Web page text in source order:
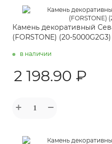
Камень декоративный
(FORSTONE) (20-5000G2G3)
в наличии
2 198.90 ₽